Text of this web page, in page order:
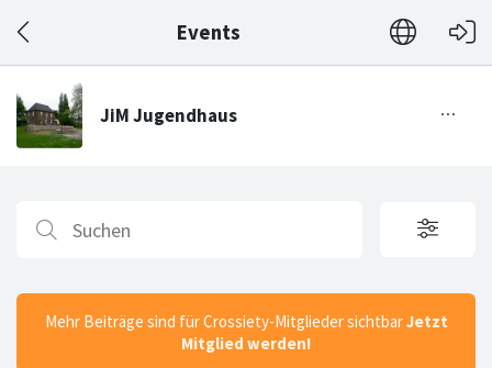
Events
Mehr Beiträge sind für Crossiety-Mitglieder sichtbarJetzt
Mitglied werden!